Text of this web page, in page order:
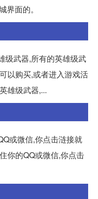
界面的。
级武器,所有的英雄级武
以购买,或者进入游戏活
雄级武器,...
或微信,你点击涟接就
你的QQ或微信,你点击